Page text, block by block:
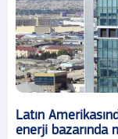
Latın
enerji bazarında